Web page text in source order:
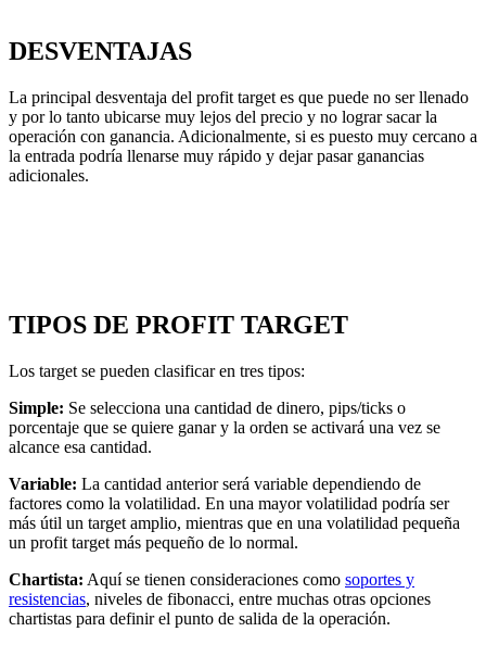
DESVENTAJAS
La principal desventaja del profit target es que puede no ser llenado
y por lo tanto ubicarse muy lejos del precio y no lograr sacar la
operación con ganancia. Adicionalmente, si es puesto muy cercano a
la entrada podría llenarse muy rápido y dejar pasar ganancias
adicionales.
TIPOS DE PROFIT TARGET
Los target se pueden clasificar en tres tipos:
Simple: Se selecciona una cantidad de dinero, pips/ticks o
porcentaje que se quiere ganar y la orden se activará una vez se
alcance esa cantidad.
Variable: La cantidad anterior será variable dependiendo de
factores como la volatilidad. En una mayor volatilidad podría ser
más útil un target amplio, mientras que en una volatilidad pequeña
un profit target más pequeño de lo normal.
Chartista: Aquí se tienen consideraciones como soportes y
resistencias, niveles de fibonacci, entre muchas otras opciones
chartistas para definir el punto de salida de la operación.